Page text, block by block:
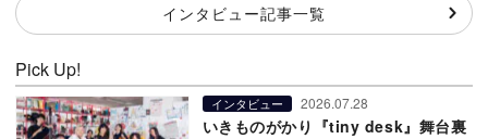
インタビュー記事一覧
Pick Up!
インタビュー 2026.07.28
いきものがかり『tiny desk』舞台裏